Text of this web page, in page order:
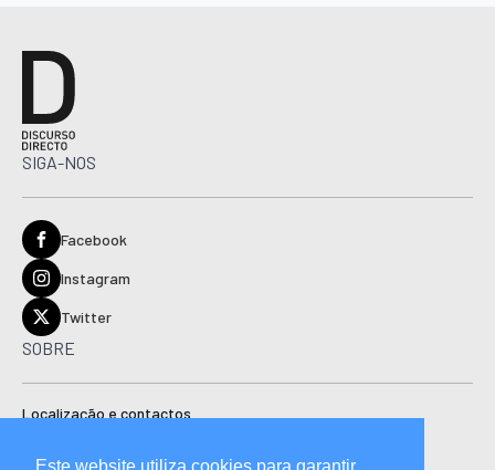
SIGA-NOS
Facebook
Instagram
Twitter
SOBRE
Localização e contactos
Este website utiliza cookies para garantir